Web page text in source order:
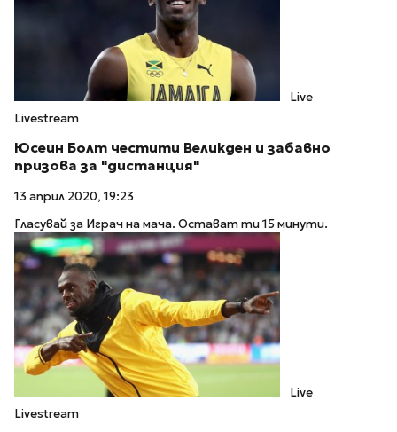
Live
Livestream
Юсеин Болт честити Великден и забавно
призова за "дистанция"
13 април 2020, 19:23
Гласувай за Играч на мача. Остават ти 15 минути.
Live
Livestream